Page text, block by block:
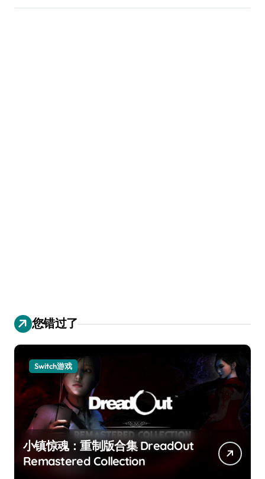
您错过了
Switch游戏
小镇惊魂：重制版合集 DreadOut
Remastered Collection